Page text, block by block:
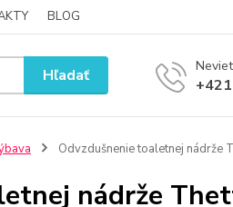
BLOG
Hľadať
Odvzdušnenie toaletnej nádrže
nádrže